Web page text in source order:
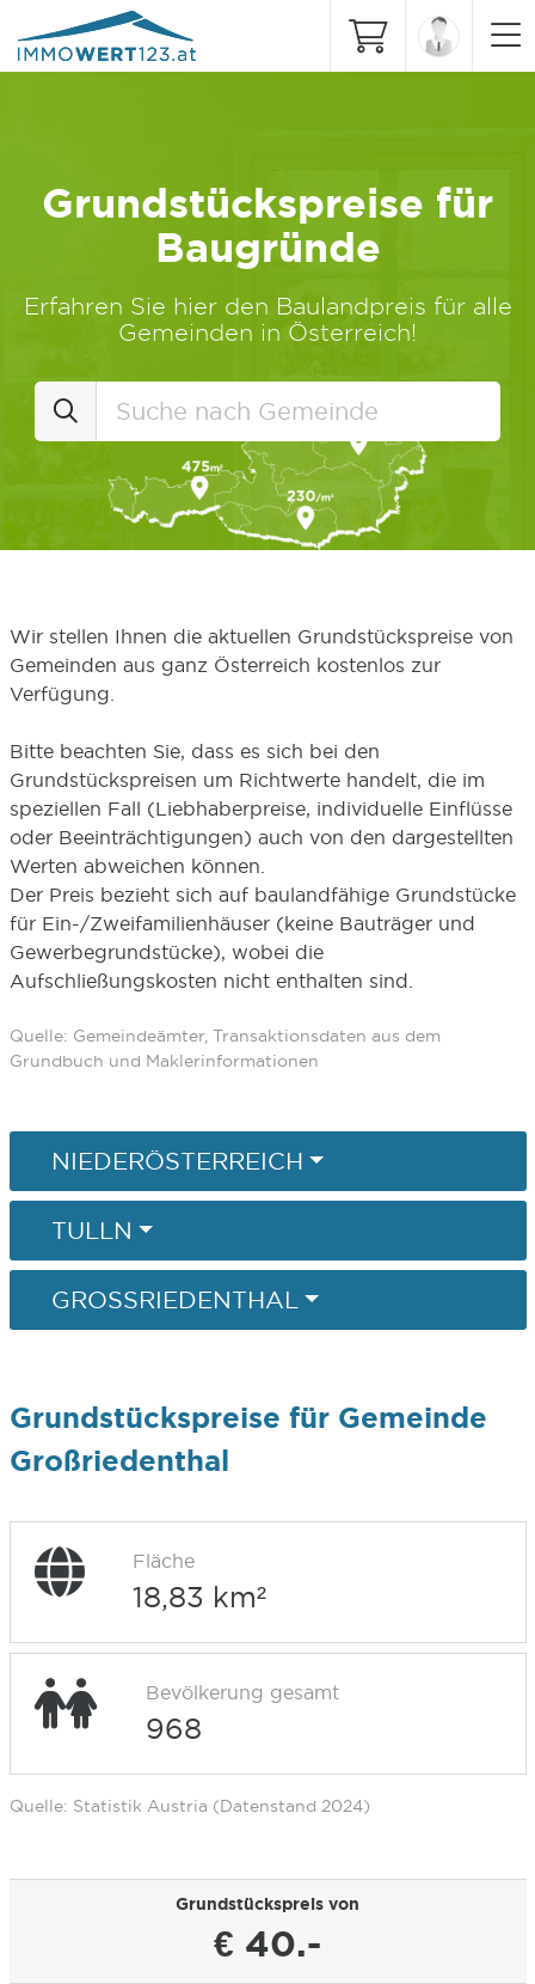
Grundstückspreise für
Baugründe
Erfahren Sie hier den Baulandpreis für alle
Gemeinden in Österreich!
Wir stellen Ihnen die aktuellen Grundstückspreise von
Gemeinden aus ganz Österreich kostenlos zur
Verfügung.
Bitte beachten Sie, dass es sich bei den
Grundstückspreisen um Richtwerte handelt, die im
speziellen Fall (Liebhaberpreise, individuelle Einflüsse
oder Beeinträchtigungen) auch von den dargestellten
Werten abweichen können.
Der Preis bezieht sich auf baulandfähige Grundstücke
für Ein-/Zweifamilienhäuser (keine Bauträger und
Gewerbegrundstücke), wobei die
Aufschließungskosten nicht enthalten sind.
Quelle: Gemeindeämter, Transaktionsdaten aus dem
Grundbuch und Maklerinformationen
NIEDERÖSTERREICH
TULLN
GROSSRIEDENTHAL
Grundstückspreise für Gemeinde
Großriedenthal
Fläche
18,83 km²
Bevölkerung gesamt
968
Quelle: Statistik Austria (Datenstand 2024)
Grundstückspreis von
€ 40.-